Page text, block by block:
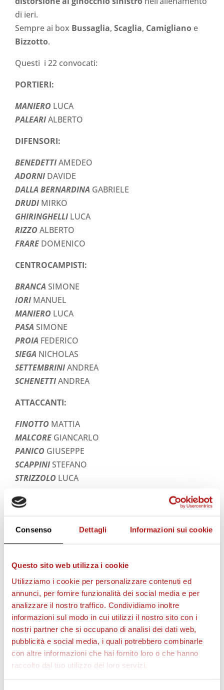
Consenso Dettagli Informazioni sui cookie
Questo sito web utilizza i cookie
Utilizziamo i cookie per personalizzare contenuti ed
annunci, per fornire funzionalità dei social media e per
analizzare il nostro traffico. Condividiamo inoltre
informazioni sul modo in cui utilizzi il nostro sito con i
nostri partner che si occupano di analisi dei dati web,
pubblicità e social media, i quali potrebbero combinarle
con altre informazioni che hai fornito loro o che hanno
raccolto dal tuo utilizzo dei loro servizi.
di ieri.
Sempre ai box Bussaglia, Scaglia, Camigliano e
Bizzotto.
Questi i 22 convocati:
PORTIERI:
MANIERO LUCA
PALEARIALBERTO
DIFENSORI:
BENEDETTIAMEDEO
ADORNI DAVIDE
DALLA BERNARDINA GABRIELE
DRUDI MIRKO
GHIRINGHELLI LUCA
RIZZOALBERTO
FRARE DOMENICO
CENTROCAMPISTI:
BRANCA SIMONE
IORI MANUEL
MANIERO LUCA
PASA SIMONE
PROIA FEDERICO
SIEGA NICHOLAS
SETTEMBRINIANDREA
SCHENETTIANDREA
ATTACCANTI:
FINOTTO MATTIA
MALCORE GIANCARLO
PANICO GIUSEPPE
SCAPPINISTEFANO
STRIZZOLO LUCA
STAGIONE 2026/27